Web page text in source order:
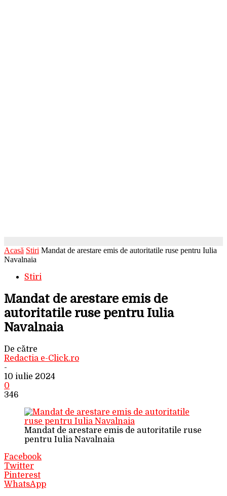
Acasă Stiri Mandat de arestare emis de autoritatile ruse pentru Iulia
Navalnaia
Stiri
Mandat de arestare emis de
autoritatile ruse pentru Iulia
Navalnaia
De către
Redactia e-Click.ro
-
10 iulie 2024
0
346
Mandat de arestare emis de autoritatile ruse
pentru Iulia Navalnaia
Facebook
Twitter
Pinterest
WhatsApp